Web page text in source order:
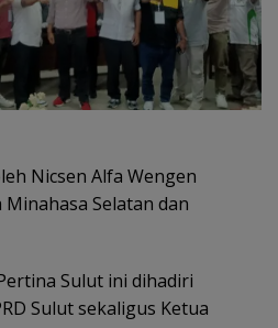
Nicsen Alfa Wengen
Selatan dan
Sulut ini dihadiri
Sulut sekaligus Ketua